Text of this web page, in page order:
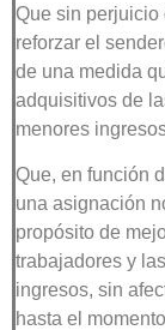
Que sin perjuicio
reforzar el
de una medida
adquisitivos de
menores
Que, en función
una asignación
propósito de
trabajadores y
ingresos, sin
hasta el